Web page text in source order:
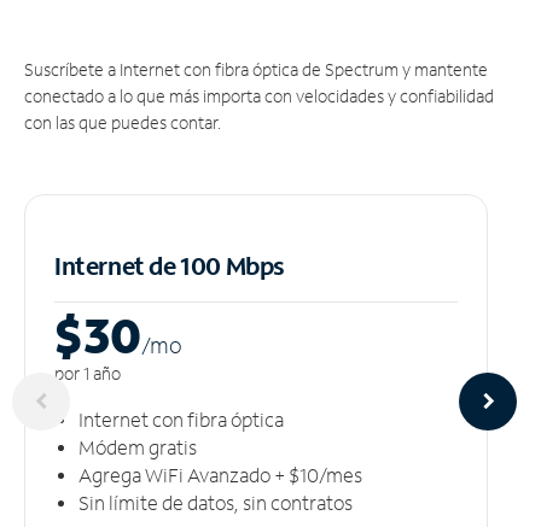
Suscríbete a Internet con fibra óptica de Spectrum y mantente
conectado a lo que más importa con velocidades y confiabilidad
con las que puedes contar.
Internet de 100 Mbps
$30/mo
por 1 año
Internet con fibra óptica
Módem gratis
Agrega WiFi Avanzado + $10/mes
Sin límite de datos, sin contratos